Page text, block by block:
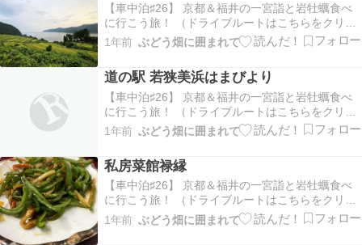
【車中泊♯26】 京都＆福井の一宮詣と岩牡蠣食べ
に行こう旅！ （ドライブルートはこちらをクリッ
ク！）田烏の棚田「かんにゃ」看板が見えたので
寄ってみることに棚田と海～♪きれいでした＾＾か
んにゃってなんでしょ？？？AIさんに聞いてみま
したら「かんにゃ」は、福井県小浜市田烏（たが
らす）…
1年前 ぶどう畑に囲まれて
道の駅 若狭美浜はまびより
【車中泊♯26】 京都＆福井の一宮詣と岩牡蠣食べ
に行こう旅！ （ドライブルートはこちらをクリッ
ク！）道の駅 若狭美浜はまびよりさんで車中泊新
しい道の駅なのでトイレとかきれいでしたただー
休業だったようで やっていなかったのが残念でし
た…
1年前 ぶどう畑に囲まれて
私房菜館禄縁
【車中泊♯26】 京都＆福井の一宮詣と岩牡蠣食べ
に行こう旅！ （ドライブルートはこちらをクリッ
ク！）道の駅 若狭美浜はまびよりさんに夕方到着
食べるとこやってるはず・・・だったのですが本
1年前 ぶどう畑に囲まれて